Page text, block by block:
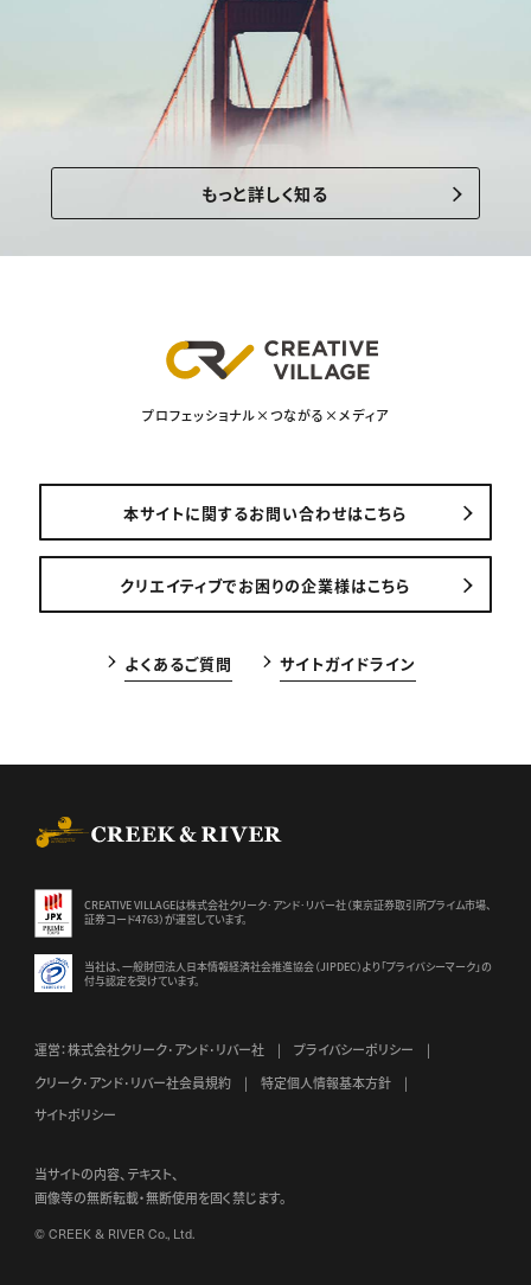
もっと詳しく知る
プロフェッショナル×つながる×メディア
本サイトに関するお問い合わせはこちら
クリエイティブでお困りの企業様はこちら
よくあるご質問 サイトガイドライン
CREATIVE VILLAGEは株式会社クリーク･アンド･リバー社（東京証券取引所プライム市場、
証券コード4763）が運営しています。
当社は、一般財団法人日本情報経済社会推進協会（JIPDEC）より 「プライバシーマーク」の
付与認定を受けています。
運営：株式会社クリーク･アンド･リバー社
プライバシーポリシー
クリーク･アンド･リバー社会員規約
特定個人情報基本方針
サイトポリシー
当サイトの内容、テキスト、
画像等の無断転載・無断使用を固く禁じます。
© CREEK & RIVER Co., Ltd.